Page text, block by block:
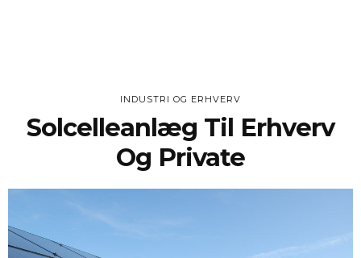
INDUSTRI OG ERHVERV
Solcelleanlæg Til Erhverv
Og Private